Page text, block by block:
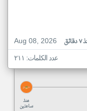
Aug 08, 2026
عدد الكلمات: ٢١١
منذ
ساعتين